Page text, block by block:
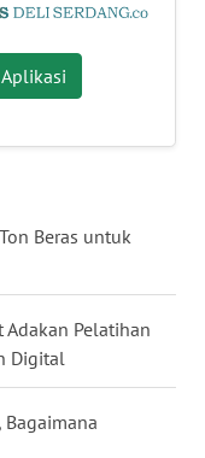
Beras untuk
Adakan Pelatihan
Digital
Bagaimana